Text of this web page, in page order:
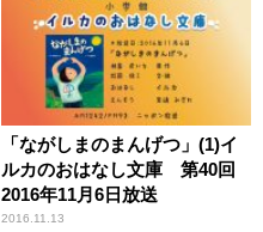
「ながしまのまんげつ」(1)イ
ルカのおはなし文庫 第40回
2016年11月6日放送
2016.11.13